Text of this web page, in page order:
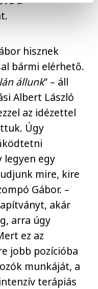
hisznek
bármi elérhető.
állunk” – áll
Albert László
az idézettel
Úgy
legyen egy
mire, kire
Gábor. –
akár
arra úgy
ez az
jobb pozícióba
munkáját, a
terápiás